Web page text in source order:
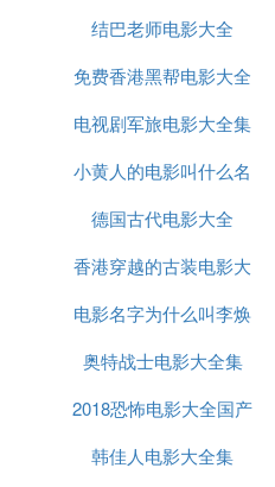
会，遭遇鹤仙人、桃白白
故事。
4、《把悟饭还给我》，
孙悟空、比克等人与当年
的儿子卡利克二世之间的
Z》的故事线。
5、《史上最强者》。
这一部人造人的启蒙篇，
力量复活了威洛博士，并
战力强横，甚至能压制孙
6、《地球超决战》。
结巴老师电影大全
免费香港黑帮电影大全
电视剧军旅电影大全集
小黄人的电影叫什么名
字卑
德国古代电影大全
香港穿越的古装电影大
全集
电影名字为什么叫李焕
英
奥特战士电影大全集
2018恐怖电影大全国产
韩佳人电影大全集